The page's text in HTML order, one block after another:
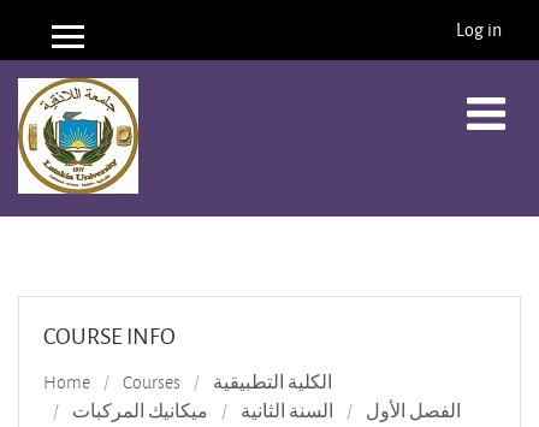
Skip to main content
Side panel Log in
COURSE INFO
Home Courses
الكلية التطبيقية
ميكانيك المركبات
السنة الثانية
الفصل الأول